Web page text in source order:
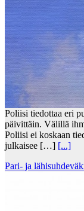
Poliisi tiedottaa eri
päivittäin. Välillä
Poliisi ei koskaan
julkaisee […] [...]
Pari- ja